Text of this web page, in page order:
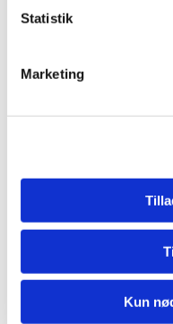
Statistik
Marketing
Kun